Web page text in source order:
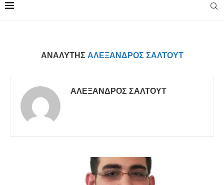
ΑΝΑΛΥΤΉΣΑΛΈΞΑΝΔΡΟΣ ΣΑΛΤΟΎΤ
ΑΛΈΞΑΝΔΡΟΣ ΣΑΛΤΟΎΤ